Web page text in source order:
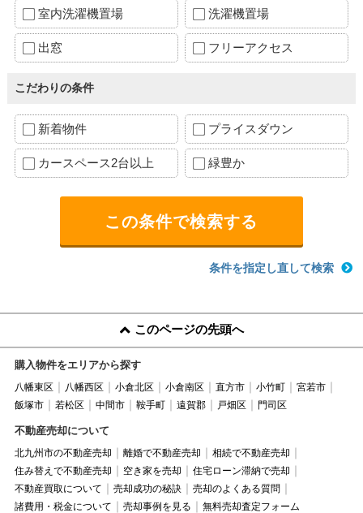
室内洗濯機置場 洗濯機置場
出窓 フリーアクセス
こだわりの条件
新着物件 プライスダウン
カースペース2台以上 緑豊か
条件を指定し直して検索
このページの先頭へ
購入物件をエリアから探す
八幡東区 八幡西区 小倉北区 小倉南区 直方市 小竹町
宮若市
飯塚市
若松区 中間市 鞍手町 遠賀郡 戸畑区 門司区
不動産売却について
北九州市の不動産売却 離婚で不動産売却
相続で不動産売却
住み替えで不動産売却
空き家を売却
住宅ローン滞納で売却
不動産買取について
売却成功の秘訣
売却のよくある質問
諸費用・税金について
売却事例を見る 無料売却査定フォーム